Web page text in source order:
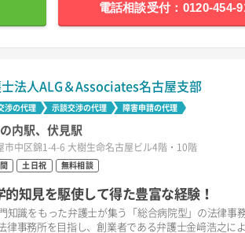
電話相談受付：0120-454-
法人ALG＆Associates名古屋支部
渉の代理 示談交渉の代理 障害申請の代理
内駅、伏見駅
市中区錦1-4-6 大樹生命名古屋ビル4階・10階
土日祝 無料相談
知見を駆使して得た豊富な経験！
知識をもった弁護士が集う「総合病院型」の法律事
律事務所を目指し、創業者である弁護士金﨑浩之に